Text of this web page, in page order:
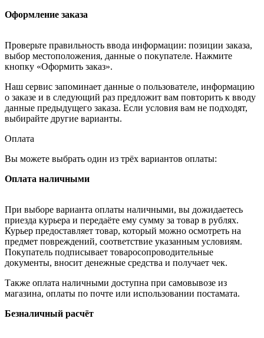
Оформление заказа
Проверьте правильность ввода информации: позиции заказа,
выбор местоположения, данные о покупателе. Нажмите
кнопку «Оформить заказ».
Наш сервис запоминает данные о пользователе, информацию
о заказе и в следующий раз предложит вам повторить к вводу
данные предыдущего заказа. Если условия вам не подходят,
выбирайте другие варианты.
Оплата
Вы можете выбрать один из трёх вариантов оплаты:
Оплата наличными
При выборе варианта оплаты наличными, вы дожидаетесь
приезда курьера и передаёте ему сумму за товар в рублях.
Курьер предоставляет товар, который можно осмотреть на
предмет повреждений, соответствие указанным условиям.
Покупатель подписывает товаросопроводительные
документы, вносит денежные средства и получает чек.
Также оплата наличными доступна при самовывозе из
магазина, оплаты по почте или использовании постамата.
Безналичный расчёт